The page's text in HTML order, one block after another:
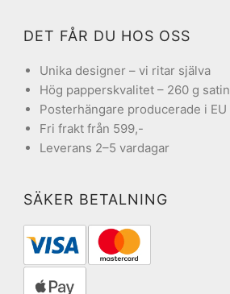
DET FÅR DU HOS OSS
Unika designer – vi ritar själva
Hög papperskvalitet – 260 g satin
Posterhängare producerade i EU
Fri frakt från 599,-
Leverans 2–5 vardagar
SÄKER BETALNING